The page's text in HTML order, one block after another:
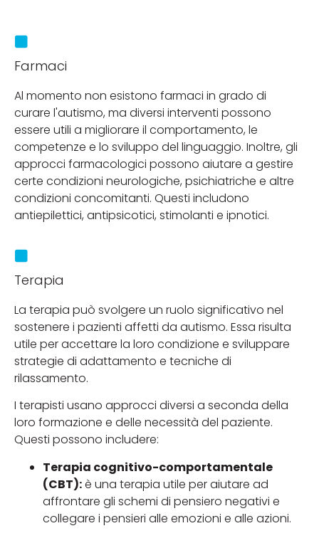
Farmaci
Al momento non esistono farmaci in grado di
curare l'autismo, ma diversi interventi possono
essere utili a migliorare il comportamento, le
competenze e lo sviluppo del linguaggio. Inoltre, gli
approcci farmacologici possono aiutare a gestire
certe condizioni neurologiche, psichiatriche e altre
condizioni concomitanti. Questi includono
antiepilettici, antipsicotici, stimolanti e ipnotici.
Terapia
La terapia può svolgere un ruolo significativo nel
sostenere i pazienti affetti da autismo. Essa risulta
utile per accettare la loro condizione e sviluppare
strategie di adattamento e tecniche di
rilassamento.
I terapisti usano approcci diversi a seconda della
loro formazione e delle necessità del paziente.
Questi possono includere:
Terapia cognitivo-comportamentale
(CBT):è una terapia utile per aiutare ad
affrontare gli schemi di pensiero negativi e
collegare i pensieri alle emozioni e alle azioni.